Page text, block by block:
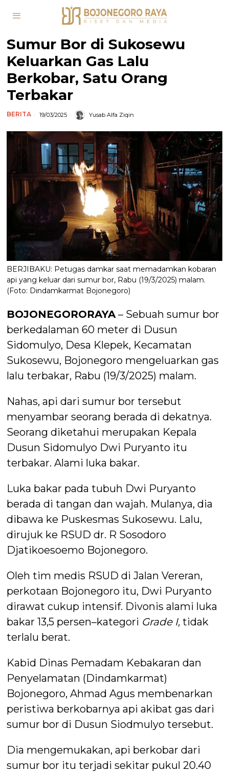
Sumur Bor di Sukosewu
Keluarkan Gas Lalu
Berkobar, Satu Orang
Terbakar
BERITA 19/03/2025 Yusab Alfa Ziqin
BERJIBAKU: Petugas damkar saat memadamkan kobaran
api yang keluar dari sumur bor, Rabu (19/3/2025) malam.
(Foto: Dindamkarmat Bojonegoro)
BOJONEGORORAYA – Sebuah sumur bor
berkedalaman 60 meter di Dusun
Sidomulyo, Desa Klepek, Kecamatan
Sukosewu, Bojonegoro mengeluarkan gas
lalu terbakar, Rabu (19/3/2025) malam.
Nahas, api dari sumur bor tersebut
menyambar seorang berada di dekatnya.
Seorang diketahui merupakan Kepala
Dusun Sidomulyo Dwi Puryanto itu
terbakar. Alami luka bakar.
Luka bakar pada tubuh Dwi Puryanto
berada di tangan dan wajah. Mulanya, dia
dibawa ke Puskesmas Sukosewu. Lalu,
dirujuk ke RSUD dr. R Sosodoro
Djatikoesoemo Bojonegoro.
Oleh tim medis RSUD di Jalan Vereran,
perkotaan Bojonegoro itu, Dwi Puryanto
dirawat cukup intensif. Divonis alami luka
bakar 13,5 persen–kategori Grade I,tidak
terlalu berat.
Kabid Dinas Pemadam Kebakaran dan
Penyelamatan (Dindamkarmat)
Bojonegoro, Ahmad Agus membenarkan
peristiwa berkobarnya api akibat gas dari
sumur bor di Dusun Siodmulyo tersebut.
Dia mengemukakan, api berkobar dari
sumur bor itu terjadi sekitar pukul 20.40